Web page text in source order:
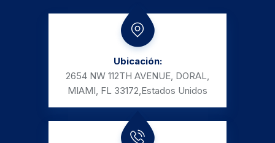
Ubicación:
2654 NW 112TH AVENUE, DORAL,
MIAMI, FL 33172, Estados Unidos